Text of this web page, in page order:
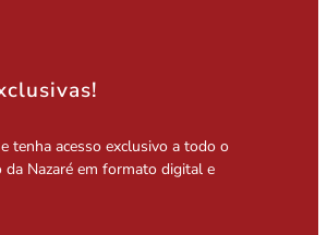
tenha acesso exclusivo a todo o
da Nazaré em formato digital e